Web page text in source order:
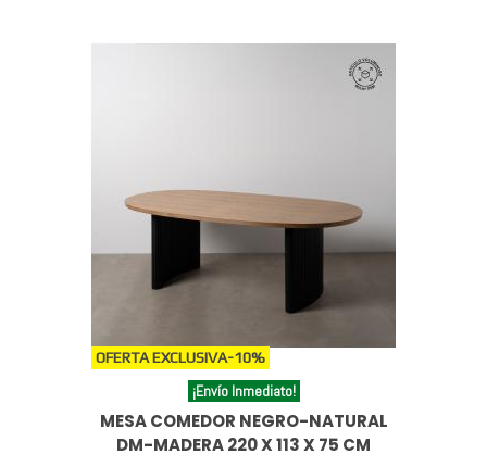
OFERTA EXCLUSIVA-10%
¡Envío Inmediato!
MESA COMEDOR NEGRO-NATURAL
DM-MADERA 220 X 113 X 75 CM